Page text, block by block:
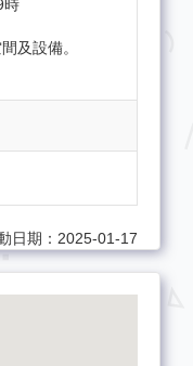
時
及設備。
日期：2025-01-17